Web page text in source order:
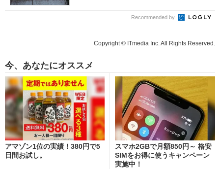
Recommended by
Copyright © ITmedia Inc. All Rights Reserved.
今、あなたにオススメ
アマゾン1位の実績！380円で5
日間お試し。
スマホ2GBで月額850円～ 格安
SIMをお得に使うキャンペーン
実施中！